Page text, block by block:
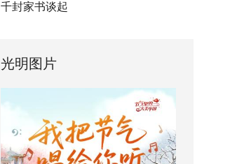
千封家书谈起
光明图片